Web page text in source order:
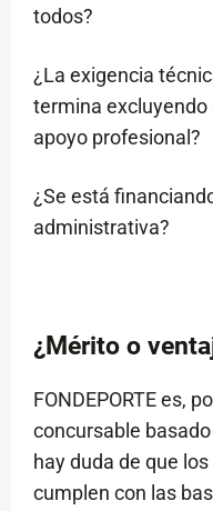
todos?
¿La exigencia
termina excluyendo
apoyo profesional?
¿Se está
administrativa?
¿Mérito o
FONDEPORTE es,
concursable
hay duda de que
cumplen con las